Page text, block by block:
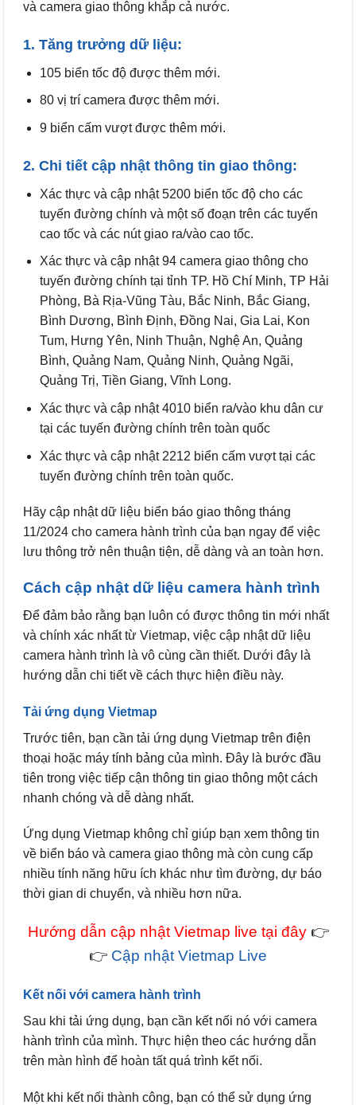
và camera giao thông khắp cả nước.
1. Tăng trưởng dữ liệu:
105 biển tốc độ được thêm mới.
80 vị trí camera được thêm mới.
9 biển cấm vượt được thêm mới.
2. Chi tiết cập nhật thông tin giao thông:
Xác thực và cập nhật 5200 biển tốc độ cho các
tuyến đường chính và một số đoạn trên các tuyến
cao tốc và các nút giao ra/vào cao tốc.
Xác thực và cập nhật 94 camera giao thông cho
tuyến đường chính tại tỉnh TP. Hồ Chí Minh, TP Hải
Phòng, Bà Rịa-Vũng Tàu, Bắc Ninh, Bắc Giang,
Bình Dương, Bình Định, Đồng Nai, Gia Lai, Kon
Tum, Hưng Yên, Ninh Thuận, Nghệ An, Quảng
Bình, Quảng Nam, Quảng Ninh, Quảng Ngãi,
Quảng Trị, Tiền Giang, Vĩnh Long.
Xác thực và cập nhật 4010 biển ra/vào khu dân cư
tại các tuyến đường chính trên toàn quốc
Xác thực và cập nhật 2212 biển cấm vượt tại các
tuyến đường chính trên toàn quốc.
Hãy cập nhật dữ liệu biển báo giao thông tháng
11/2024 cho camera hành trình của bạn ngay để việc
lưu thông trở nên thuận tiện, dễ dàng và an toàn hơn.
Cách cập nhật dữ liệu camera hành trình
Để đảm bảo rằng bạn luôn có được thông tin mới nhất
và chính xác nhất từ Vietmap, việc cập nhật dữ liệu
camera hành trình là vô cùng cần thiết. Dưới đây là
hướng dẫn chi tiết về cách thực hiện điều này.
Tải ứng dụng Vietmap
Trước tiên, bạn cần tải ứng dụng Vietmap trên điện
thoại hoặc máy tính bảng của mình. Đây là bước đầu
tiên trong việc tiếp cận thông tin giao thông một cách
nhanh chóng và dễ dàng nhất.
Ứng dụng Vietmap không chỉ giúp bạn xem thông tin
về biển báo và camera giao thông mà còn cung cấp
nhiều tính năng hữu ích khác như tìm đường, dự báo
thời gian di chuyển, và nhiều hơn nữa.
Hướng dẫn cập nhật Vietmap live tại đây👉
👉 Cập nhật Vietmap Live
Kết nối với camera hành trình
Sau khi tải ứng dụng, bạn cần kết nối nó với camera
hành trình của mình. Thực hiện theo các hướng dẫn
trên màn hình để hoàn tất quá trình kết nối.
Một khi kết nối thành công, bạn có thể sử dụng ứng